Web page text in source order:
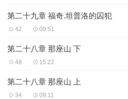
第二十九章 福奇.坦普洛的囚犯
42 09:51
第二十八章 那座山 下
48 15:22
第二十八章 那座山 上
34 09:11